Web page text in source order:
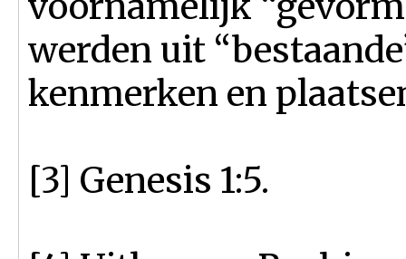
werden uit
kenmerken en
[3] Genesis 1:5.